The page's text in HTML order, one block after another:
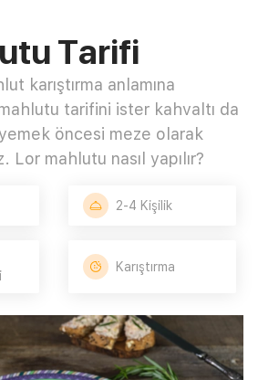
Tarifi
karıştırma anlamına
tarifini ister kahvaltı da
öncesi meze olarak
Lor mahlutu nasıl yapılır?
2-4 Kişilik
Karıştırma